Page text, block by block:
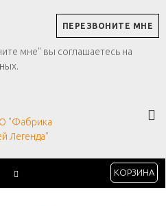
мне" вы соглашаетесь на
КОРЗИНА